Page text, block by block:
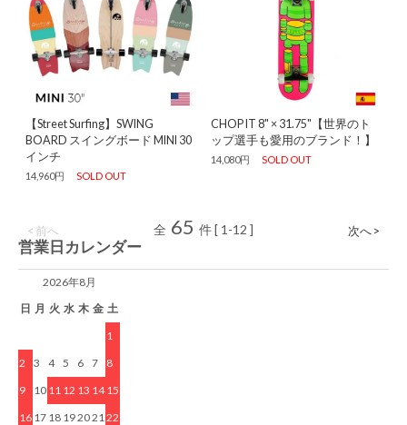
【Street Surfing】SWING
BOARD スイングボード MINI 30
インチ
14,960円 SOLD OUT
CHOP IT 8" × 31.75"【世界のト
ップ選手も愛用のブランド！】
14,080円 SOLD OUT
< 前へ 次へ >
全 65 件 [ 1-12 ]
営業日カレンダー
2026年8月
日 月 火 水 木 金 土
1
2
3 4 5 6 7
8
9
10 11 12 13 14 15
16 17 18 192021 22